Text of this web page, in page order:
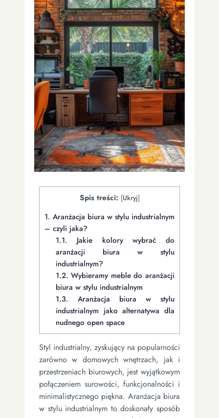
Spis treści: [Ukryj]
1. Aranżacja biura w stylu industrialnym
– czyli jaka?
1.1. Jakie kolory wybrać do
aranżacji biura w stylu
industrialnym?
1.2. Wybieramy meble do aranżacji
biura w stylu industrialnym
1.3. Aranżacja biura w stylu
industrialnym jako alternatywa dla
nudnego open space
Styl industrialny, zyskujący na popularności
zarówno w domowych wnętrzach, jak i
przestrzeniach biurowych, jest wyjątkowym
połączeniem surowości, funkcjonalności i
minimalistycznego piękna. Aranżacja biura
w stylu industrialnym to doskonały sposób